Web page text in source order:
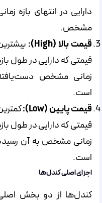
دارایی در انتهای بازه
مشخص.
قیمت بالا (High):
قیمتی که دارایی در طول
زمانی مشخص
است.
قیمت پایین (Low):
قیمتی که دارایی در طول
زمانی مشخص به آن
است.
اجزای اصلی کندل‌ها
کندل‌ها از دو بخش